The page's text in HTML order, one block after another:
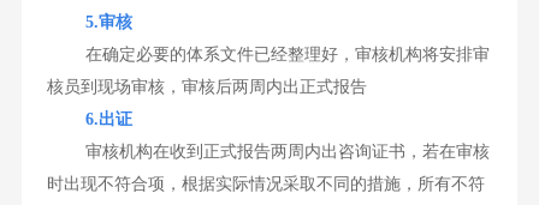
5.审核
在确定必要的体系文件已经整理好，审核机构将安排审
核员到现场审核，审核后两周内出正式报告
6.出证
审核机构在收到正式报告两周内出咨询证书，若在审核
时出现不符合项，根据实际情况采取不同的措施，所有不符